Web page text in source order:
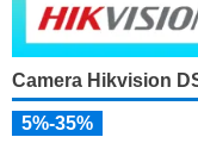
Camera Hikvision
5%-35%